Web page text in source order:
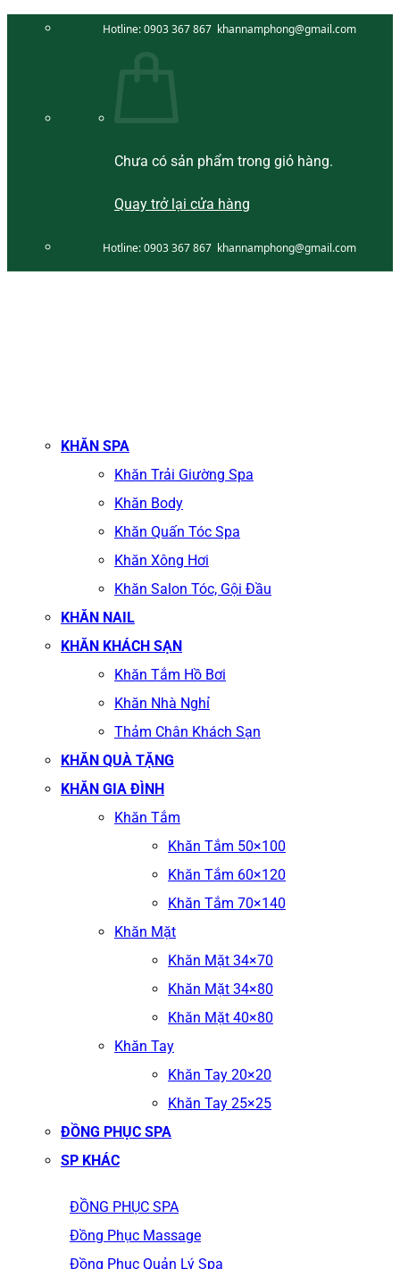
Hotline:0903 367 867 khannamphong@gmail.com
Chưa có sản phẩm trong giỏ hàng.
Quay trở lại cửa hàng
Hotline:0903 367 867 khannamphong@gmail.com
KHĂN SPA
Khăn Trải Giường Spa
Khăn Body
Khăn Quấn Tóc Spa
Khăn Xông Hơi
Khăn Salon Tóc, Gội Đầu
KHĂN NAIL
KHĂN KHÁCH SẠN
Khăn Tắm Hồ Bơi
Khăn Nhà Nghỉ
Thảm Chân Khách Sạn
KHĂN QUÀ TẶNG
KHĂN GIA ĐÌNH
Khăn Tắm
Khăn Tắm 50×100
Khăn Tắm 60×120
Khăn Tắm 70×140
Khăn Mặt
Khăn Mặt 34×70
Khăn Mặt 34×80
Khăn Mặt 40×80
Khăn Tay
Khăn Tay 20×20
Khăn Tay 25×25
ĐỒNG PHỤC SPA
SP KHÁC
ĐỒNG PHỤC SPA
Đồng Phục Massage
Đồng Phục Quản Lý Spa